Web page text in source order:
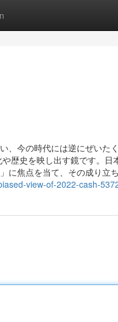
、今の時代には逆にぜいた
歴史を映し出す鏡です。日
焦点を当て、その成り立ち
view-of-2022-cash-